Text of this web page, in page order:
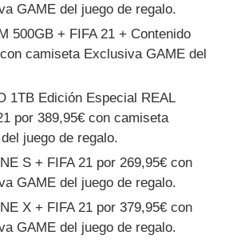
GAME del juego de regalo.
500GB + FIFA 21 + Contenido
camiseta Exclusiva GAME del
1TB Edición Especial REAL
por 389,95€ con camiseta
juego de regalo.
S + FIFA 21 por 269,95€ con
GAME del juego de regalo.
X + FIFA 21 por 379,95€ con
GAME del juego de regalo.